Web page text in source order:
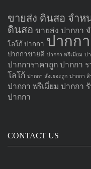
ขายส่ง ดินสอ จำห
ดินสอ ขายส่ง ปากกา
โลโก้ ปากกา ปากกา
ปากกาขายดี ปากกา พรีเมี่ยม ป
ปากการาคาถูก ปากกา
โลโก้ ปากกา สั่งเยอะถูก ปากกา สิ
ปากกา พรีเมี่ยม ปากกา
ปากกา
CONTACT US